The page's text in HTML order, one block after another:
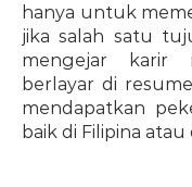
hanya untuk
jika salah satu
mengejar karir
berlayar di
mendapatkan
baik di Filipina